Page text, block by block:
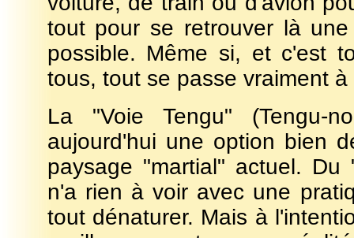
tout pour se retrouver là
possible. Même si, et c'est
tous, tout se passe vraiment
La "Voie Tengu" (Tengu-
aujourd'hui une option bien
paysage "martial" actuel. Du
n'a rien à voir avec une
tout dénaturer. Mais à